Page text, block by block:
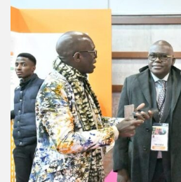
portes avec une
de la Côte
l’engagement du
du
durable.
Josué Koffi 24 Février 2025